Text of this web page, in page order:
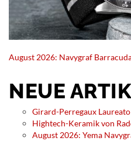
August 2026: Navygraf
NEUE
Girard-Perregaux
Hightech-Keramik von
August 2026: Yema